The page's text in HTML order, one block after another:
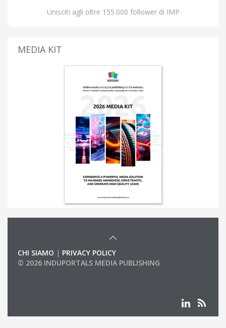
Unisciti agli oltre 155.000 follower di IMP
MEDIA KIT
CHI SIAMO | PRIVACY POLICY
© 2026 INDUPORTALS MEDIA PUBLISHING